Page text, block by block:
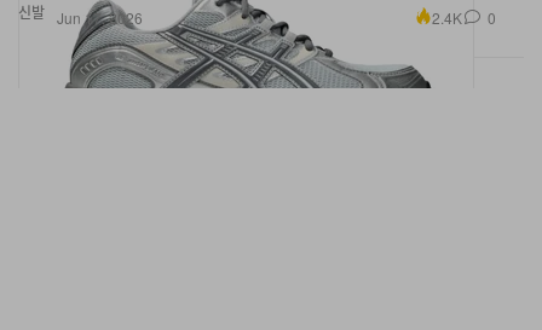
신발 Jun 17, 2026 2.4K 0